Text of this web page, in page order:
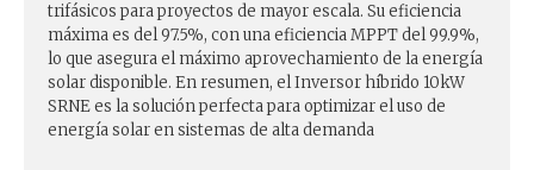
trifásicos para proyectos de mayor escala. Su eficiencia
máxima es del 97.5%, con una eficiencia MPPT del 99.9%,
lo que asegura el máximo aprovechamiento de la energía
solar disponible. En resumen, el Inversor híbrido 10kW
SRNE es la solución perfecta para optimizar el uso de
energía solar en sistemas de alta demanda